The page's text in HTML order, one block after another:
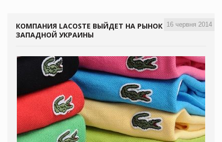
16 червня 2014
КОМПАНИЯ LACOSTE ВЫЙДЕТ НА РЫНОК
ЗАПАДНОЙ УКРАИНЫ